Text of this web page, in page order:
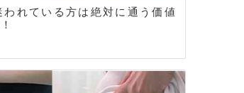
われている方は絶対に通う価値